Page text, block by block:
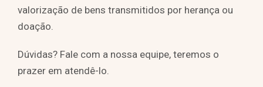
valorização de bens transmitidos por herança ou
doação.
Dúvidas? Fale com a nossa equipe, teremos o
prazer em atendê-lo.